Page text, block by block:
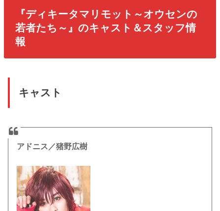
『ディキータマリモット～オウセンの
若者たち～』のキャスト＆スタッフ情
報
キャスト
アドニス／猪野広樹